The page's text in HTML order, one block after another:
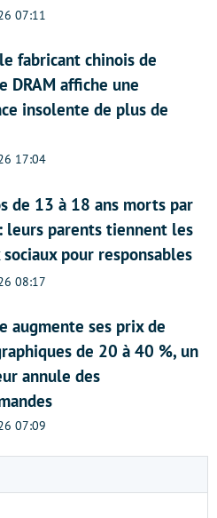
07:11
fabricant chinois de
DRAM affiche une
insolente de plus de
17:04
de 13 à 18 ans morts par
leurs parents tiennent les
sociaux pour responsables
08:17
augmente ses prix de
de 20 à 40 %, un
annule des
07:09